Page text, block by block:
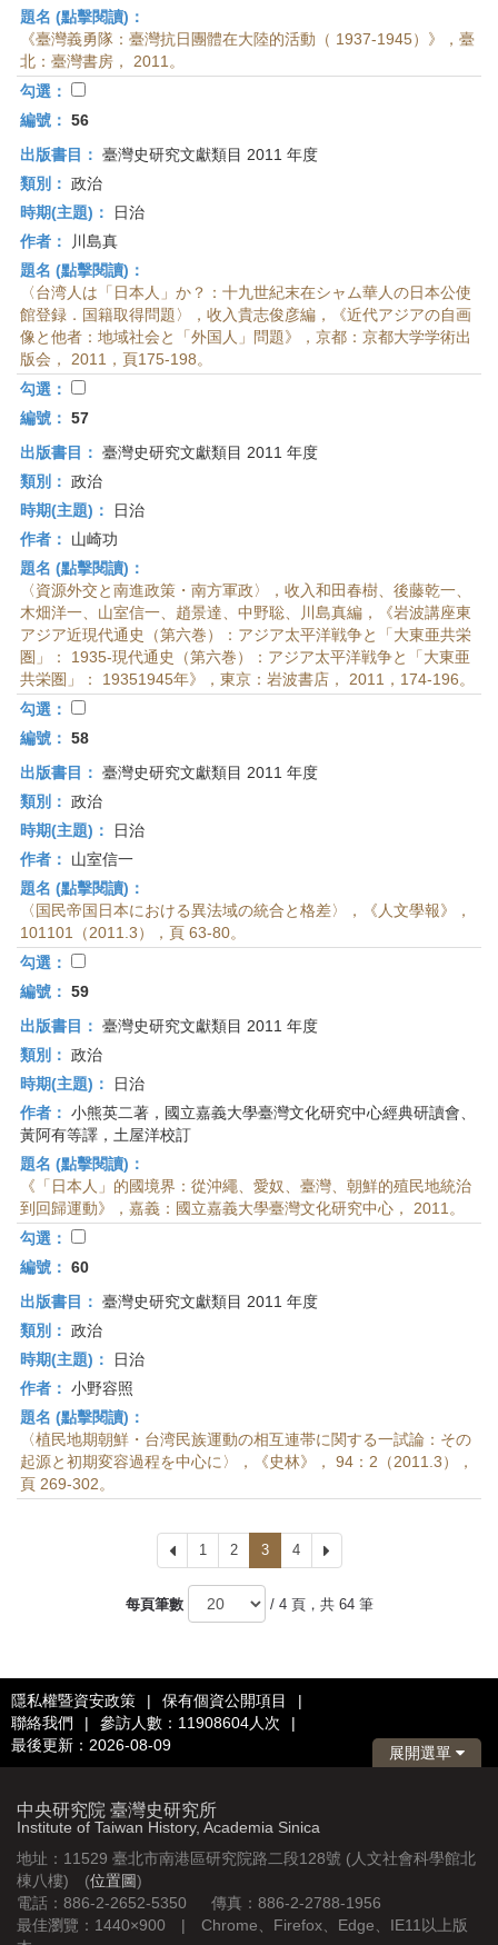
題名 (點擊閱讀)：
《臺灣義勇隊：臺灣抗日團體在大陸的活動（ 1937-1945）》，臺
北：臺灣書房， 2011。
勾選：
編號： 56
出版書目： 臺灣史研究文獻類目 2011 年度
類別： 政治
時期(主題)：
日治
作者：
川島真
題名 (點擊閱讀)：
〈台湾人は「日本人」か？：十九世紀末在シャム華人の日本公使
館登録．国籍取得問題〉，收入貴志俊彦編，《近代アジアの自画
像と他者：地域社会と「外国人」問題》，京都：京都大学学術出
版会， 2011，頁175-198。
勾選：
編號： 57
出版書目： 臺灣史研究文獻類目 2011 年度
類別： 政治
時期(主題)：
日治
作者：
山崎功
題名 (點擊閱讀)：
〈資源外交と南進政策・南方軍政〉，收入和田春樹、後藤乾一、
木畑洋一、山室信一、趙景達、中野聡、川島真編，《岩波講座東
アジア近現代通史（第六巻）：アジア太平洋戦争と「大東亜共栄
圏」： 1935-現代通史（第六巻）：アジア太平洋戦争と「大東亜
共栄圏」： 19351945年》，東京：岩波書店， 2011，174-196。
勾選：
編號： 58
出版書目： 臺灣史研究文獻類目 2011 年度
類別： 政治
時期(主題)：
日治
作者：
山室信一
題名 (點擊閱讀)：
〈国民帝国日本における異法域の統合と格差〉，《人文學報》，
101101（2011.3），頁 63-80。
勾選：
編號： 59
出版書目： 臺灣史研究文獻類目 2011 年度
類別： 政治
時期(主題)：
日治
作者： 小熊英二著，國立嘉義大學臺灣文化研究中心經典研讀會、
黃阿有等譯，土屋洋校訂
題名 (點擊閱讀)：
《「日本人」的國境界：從沖繩、愛奴、臺灣、朝鮮的殖民地統治
到回歸運動》，嘉義：國立嘉義大學臺灣文化研究中心， 2011。
勾選：
編號： 60
出版書目： 臺灣史研究文獻類目 2011 年度
類別： 政治
時期(主題)：
日治
作者： 小野容照
題名 (點擊閱讀)：
〈植民地期朝鮮・台湾民族運動の相互連帯に関する一試論：その
起源と初期変容過程を中心に〉，《史林》， 94：2（2011.3），
頁 269-302。
上
一
頁
1 2 3 4
下
一
每頁筆數
/ 4 頁，共 64 筆
隱私權暨資安政策 | 保有個資公開項目
|
聯絡我們
| 參訪人數：11908604人次
|
最後更新：2026-08-09
展開選單
中央研究院 臺灣史研究所
Institute of Taiwan History, Academia Sinica
地址：11529 臺北市南港區研究院路二段128號 (人文社會科學館北
棟八樓) (位置圖)
電話：886-2-2652-5350 傳真：886-2-2788-1956
最佳瀏覽：1440×900 | Chrome、Firefox、Edge、IE11以上版